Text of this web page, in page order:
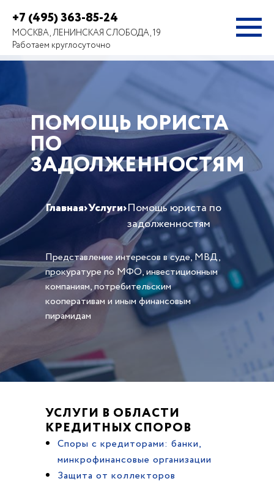
+7 (495) 363-85-24
МОСКВА, ЛЕНИНСКАЯ СЛОБОДА, 19
Работаем круглосуточно
ПОМОЩЬ ЮРИСТА
ПО
ЗАДОЛЖЕННОСТЯМ
Главная›Услуги›Помощь юриста по
задолженностям
Представление интересов в суде, МВД,
прокуратуре по МФО, инвестиционным
компаниям, потребительским
кооперативам и иным финансовым
пирамидам
УСЛУГИ В ОБЛАСТИ
КРЕДИТНЫХ СПОРОВ
Споры с кредиторами: банки,
минкрофинансовые организации
Защита от коллекторов